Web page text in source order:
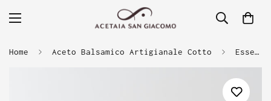
Home Aceto Balsamico Artigianale Cotto Essenza - Balsamico Riserva Bio